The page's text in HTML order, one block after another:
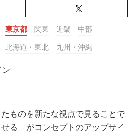
東京都 関東 近畿 中部
北海道・東北 九州・沖縄
ン
たものを新たな視点で見ることで
る」がコンセプトのアップサイ